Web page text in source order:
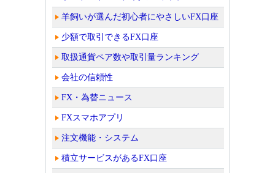
羊飼いが選んだ初心者にやさしいFX口座
少額で取引できるFX口座
取扱通貨ペア数や取引量ランキング
会社の信頼性
FX・為替ニュース
FXスマホアプリ
注文機能・システム
積立サービスがあるFX口座